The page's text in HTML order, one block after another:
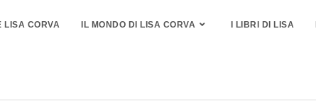
LISA CORVA IL MONDO DI LISA CORVA I LIBRI DI LISA